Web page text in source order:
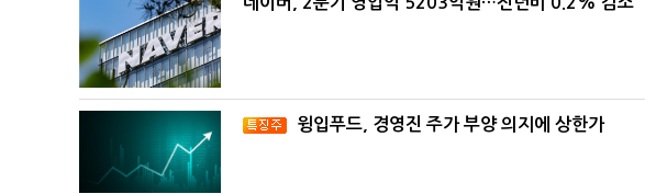
윙입푸드, 경영진 주가 부양 의지에 상한가